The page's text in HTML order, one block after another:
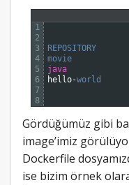
1
2
3
4
5
6
7
8
java
hello-
Gördüğümüz gibi
image’imiz
Dockerfile
ise bizim örnek